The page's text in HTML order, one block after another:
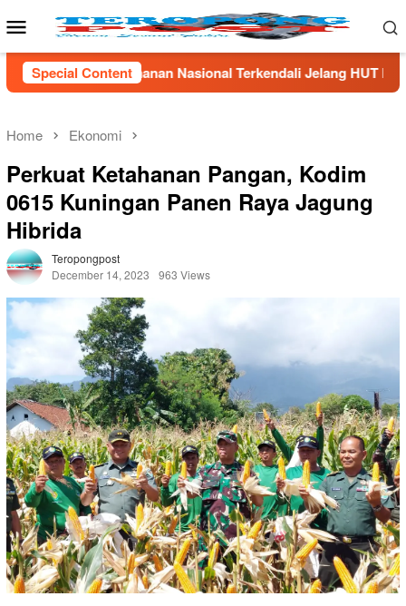
to
Mobile
Menu
Special Content
Terkendali Jelang HUT ke-81 RI Latihan
Home Ekonomi
Perkuat Ketahanan Pangan, Kodim
0615 Kuningan Panen Raya Jagung
Hibrida
Teropongpost
December 14, 2023
963 Views